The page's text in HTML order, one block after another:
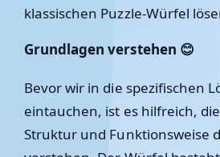
klassischen Puzzle-Würfel
Grundlagen verstehen 😊
Bevor wir in die spezifischen
eintauchen, ist es hilfreich,
Struktur und Funktionsweise